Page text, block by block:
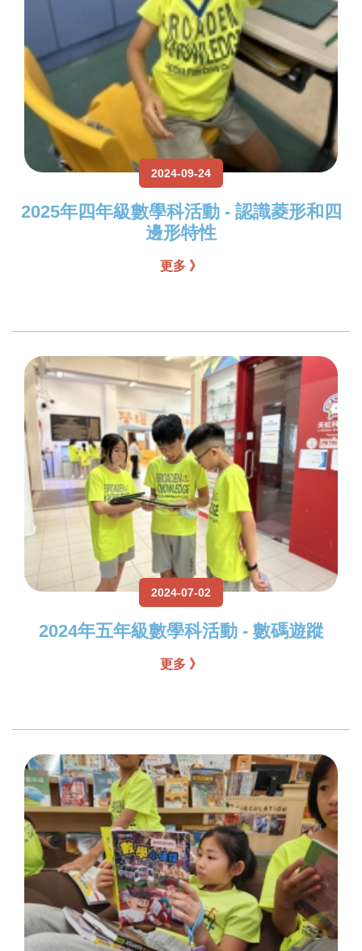
2024-09-24
2025年四年級數學科活動 - 認識菱形和四
邊形特性
更多 》
2024-07-02
2024年五年級數學科活動 - 數碼遊蹤
更多 》